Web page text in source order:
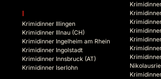
Krimidinner Illingen
Krimidinner Illnau (CH)
Krimidinner Ingelheim am Rhein
Krimidinner Ingolstadt
Krimidinner Innsbruck (AT)
Krimidinner Iserlohn